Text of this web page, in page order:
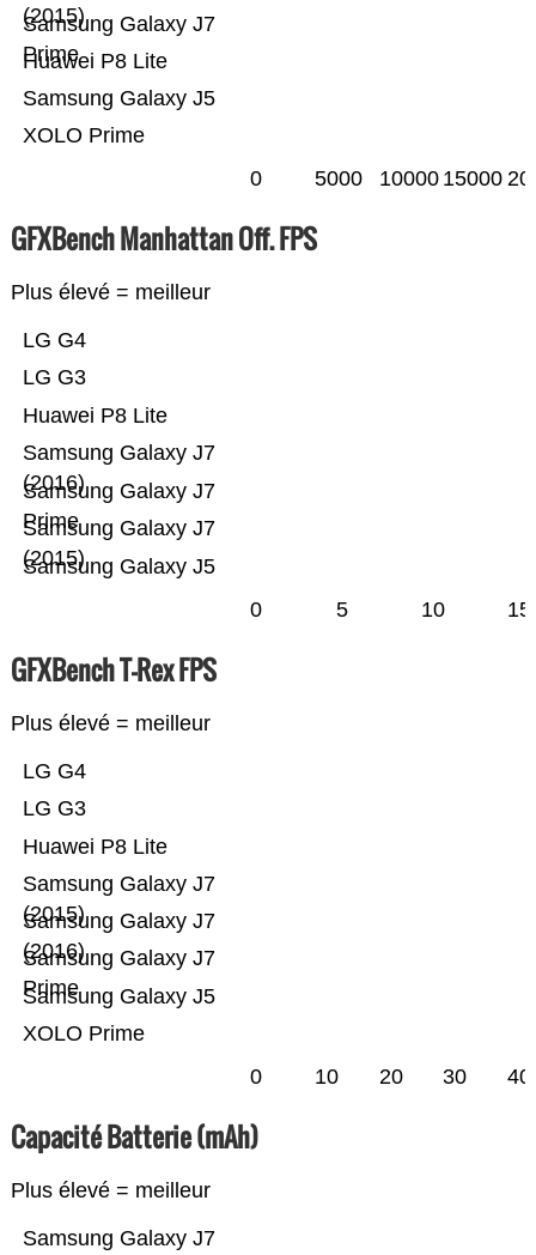
XOLO Prime
Samsung Galaxy J5
Huawei P8 Lite
Samsung Galaxy J7
Prime
(2015)
0 5000 10000 15000
GFXBench Manhattan Off. FPS
Plus élevé = meilleur
Samsung Galaxy J5
Samsung Galaxy J7
(2015)
Samsung Galaxy J7
Prime
Samsung Galaxy J7
(2016)
Huawei P8 Lite
LG G3
LG G4
0 5 10 15
GFXBench T-Rex FPS
Plus élevé = meilleur
XOLO Prime
Samsung Galaxy J5
Samsung Galaxy J7
Prime
Samsung Galaxy J7
(2016)
Samsung Galaxy J7
(2015)
Huawei P8 Lite
LG G3
LG G4
0 10 20 30 40
Capacité Batterie (mAh)
Plus élevé = meilleur
Samsung Galaxy J7